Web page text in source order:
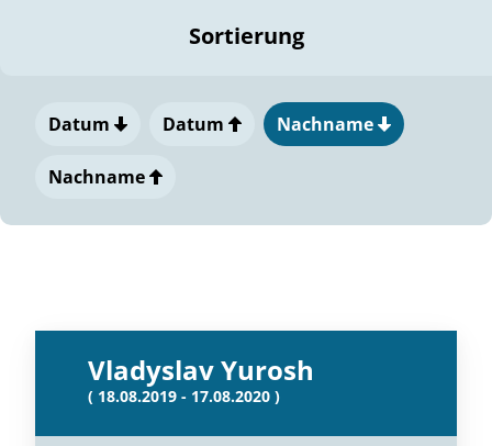
Sortierung
Datum Datum Nachname
Nachname
Vladyslav Yurosh
( 18.08.2019 - 17.08.2020 )